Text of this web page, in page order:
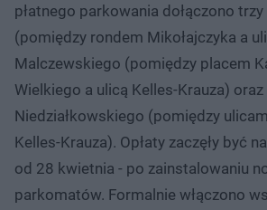
płatnego parkowania dołączono
(pomiędzy rondem Mikołajczyka a
Malczewskiego (pomiędzy placem
Wielkiego a ulicą Kelles-Krauza) oraz
Niedziałkowskiego (pomiędzy
Kelles-Krauza). Opłaty zaczęły być
od 28 kwietnia - po zainstalowaniu
parkomatów. Formalnie włączono